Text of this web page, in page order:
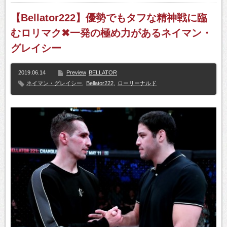
【Bellator222】優勢でもタフな精神戦に臨
むロリマク✖一発の極め力があるネイマン・
グレイシー
2019.06.14 Preview BELLATOR
ネイマン・グレイシー
Bellator222 ローリーナルド